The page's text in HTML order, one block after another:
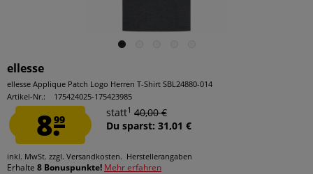
ellesse
ellesse Applique Patch Logo Herren T-Shirt SBL24880-014
Artikel-Nr.:
175424025-175423985
8.99
statt1 40,00 €
Du sparst: 31,01 €
inkl. MwSt. zzgl. Versandkosten. Herstellerangaben
Erhalte 8 Bonuspunkte! Mehr erfahren